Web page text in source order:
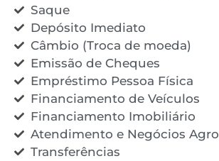
Saque
Depósito Imediato
Câmbio (Troca de moeda)
Emissão de Cheques
Empréstimo Pessoa Física
Financiamento de Veículos
Financiamento Imobiliário
Atendimento e Negócios Agro
Transferências